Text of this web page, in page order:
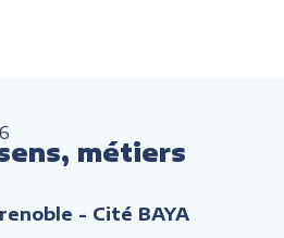
métiers
- Cité BAYA